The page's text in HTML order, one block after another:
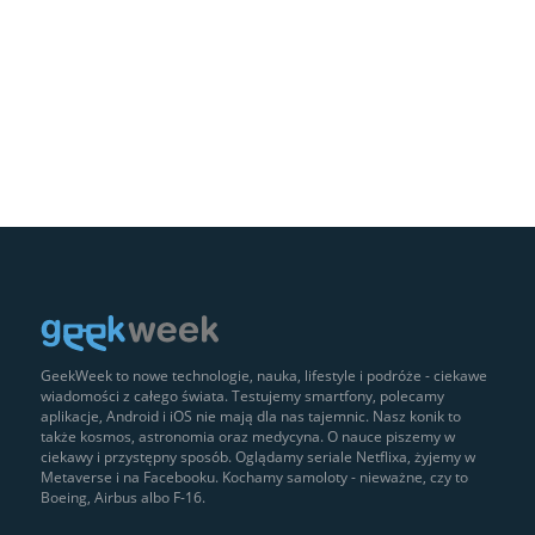
GeekWeek to nowe technologie, nauka, lifestyle i podróże - ciekawe
wiadomości z całego świata. Testujemy smartfony, polecamy
aplikacje, Android i iOS nie mają dla nas tajemnic. Nasz konik to
także kosmos, astronomia oraz medycyna. O nauce piszemy w
ciekawy i przystępny sposób. Oglądamy seriale Netflixa, żyjemy w
Metaverse i na Facebooku. Kochamy samoloty - nieważne, czy to
Boeing, Airbus albo F-16.